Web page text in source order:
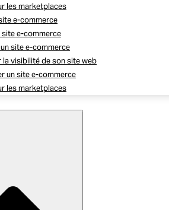
les marketplaces
e-commerce
site e-commerce
site e-commerce
la visibilité de son site web
un site e-commerce
les marketplaces